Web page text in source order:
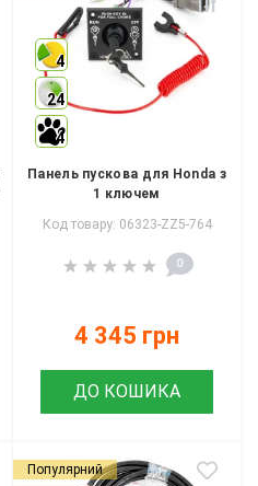
4
24
4
Панель пускова для Honda з
1 ключем
Код товару: 06323-ZZ5-764
0
4 345 грн
ДО КОШИКА
Популярний